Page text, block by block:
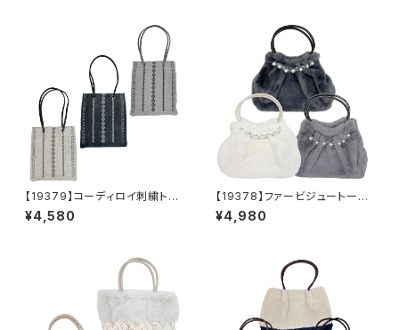
【19379】コーディロイ刺繍トー
トバッグ【送料無料】秋冬バッ
グ 新作
¥4,580
【19378】ファービジュートート
【送料無料】秋冬バッグ 新作
¥4,980